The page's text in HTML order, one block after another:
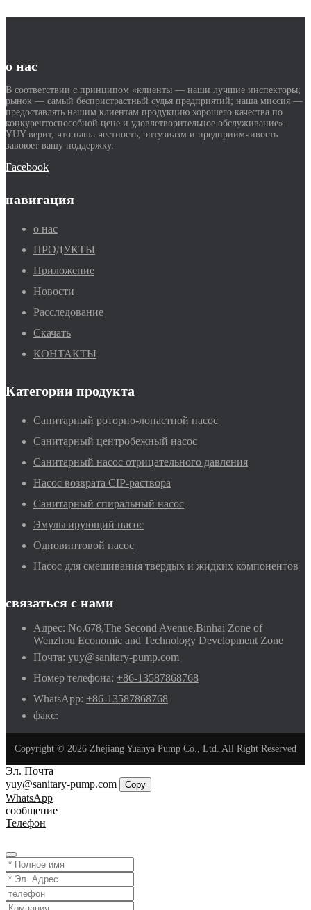
о нас
В соответствии с принципом «клиенты — наши лучшие инспекторы;
рынок — самый беспристрастный судья предприятий; наша миссия —
предоставлять нашим клиентам продукцию хорошего качества по
конкурентоспособной цене и удовлетворительное обслуживание».
YUY верит, что наша честность, энтузиазм и предприимчивость
завоюет вашу поддержку.
Facebook
навигация
о нас
ПРОДУКТЫ
Приложение
Новости
Расследование
Скачать
КОНТАКТЫ
Категории продукта
Санитарный роторно-лопастной насос
Санитарный центробежный насос
Санитарный насос отрицательного давления
Насос возврата CIP-раствора
Санитарный спиральный насос
Эмульгирующий насос
Одновинтовой насос
Насос для смешивания твердых и жидких компонентов
связаться с нами
Адрес: No.678,The Second Avenue,Binhai Zone of
Wenzhou Economic and Technology Development Zone
Почта: yuy@sanitary-pump.com
Номер телефона: +86-13587868768
WhatsApp: +86-13587868768
факс:
Copyright © 2026 Zhejiang Yuanya Pump Co., Ltd. All Right Reserved
Эл. Почта
yuy@sanitary-pump.com
Copy
WhatsApp
сообщение
Телефон